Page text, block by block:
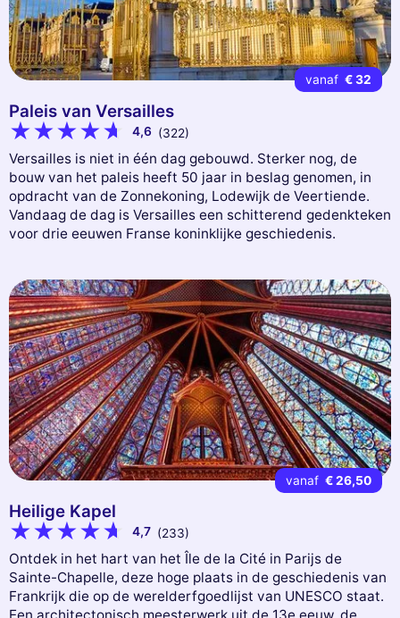
vanaf € 32
Paleis van Versailles
4,6 (322)
Versailles is niet in één dag gebouwd. Sterker nog, de
bouw van het paleis heeft 50 jaar in beslag genomen, in
opdracht van de Zonnekoning, Lodewijk de Veertiende.
Vandaag de dag is Versailles een schitterend gedenkteken
voor drie eeuwen Franse koninklijke geschiedenis.
vanaf € 26,50
Heilige Kapel
4,7 (233)
Ontdek in het hart van het Île de la Cité in Parijs de
Sainte-Chapelle, deze hoge plaats in de geschiedenis van
Frankrijk die op de werelderfgoedlijst van UNESCO staat.